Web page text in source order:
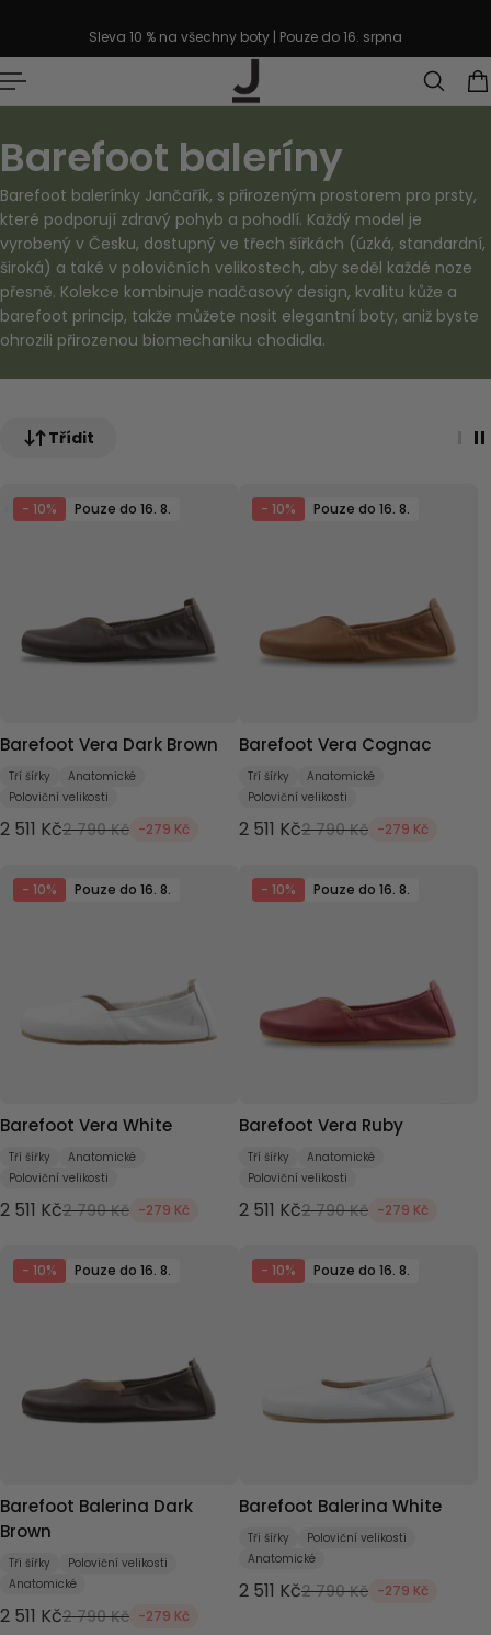
Sleva 10 % na všechny boty | Pouze do 16. srpna
Barefoot baleríny
Barefoot balerínky Jančařík, s přirozeným prostorem pro prsty,
které podporují zdravý pohyb a pohodlí. Každý model je
vyrobený v Česku, dostupný ve třech šířkách (úzká, standardní,
široká) a také v polovičních velikostech, aby seděl každé noze
přesně. Kolekce kombinuje nadčasový design, kvalitu kůže a
barefoot princip, takže můžete nosit elegantní boty, aniž byste
ohrozili přirozenou biomechaniku chodidla.
Třídit
- 10% Pouze do 16. 8.
Barefoot Vera Dark Brown
Tří šířky
Anatomické
Poloviční velikosti
2 511 Kč2 790 Kč -279 Kč
- 10% Pouze do 16. 8.
Barefoot Vera Cognac
Tří šířky
Anatomické
Poloviční velikosti
2 511 Kč2 790 Kč -279 Kč
- 10% Pouze do 16. 8.
Barefoot Vera White
Tří šířky
Anatomické
Poloviční velikosti
2 511 Kč2 790 Kč -279 Kč
- 10% Pouze do 16. 8.
Barefoot Vera Ruby
Tří šířky
Anatomické
Poloviční velikosti
2 511 Kč2 790 Kč -279 Kč
- 10% Pouze do 16. 8.
Barefoot Balerina Dark
Brown
Tři šířky
Poloviční velikosti
Anatomické
2 511 Kč2 790 Kč -279 Kč
- 10% Pouze do 16. 8.
Barefoot Balerina White
Tři šířky
Poloviční velikosti
Anatomické
2 511 Kč2 790 Kč -279 Kč